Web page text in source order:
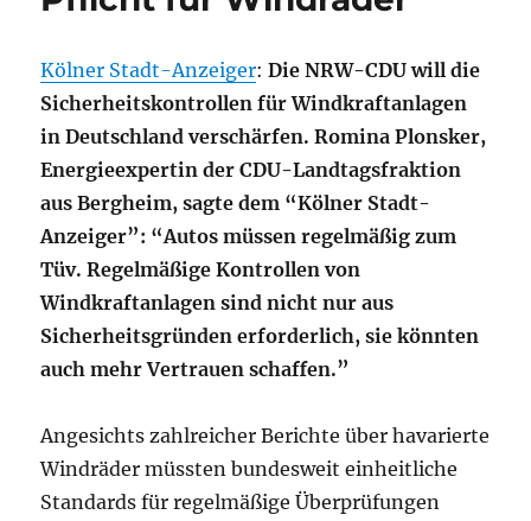
Kölner Stadt-Anzeiger:Die NRW-CDU will die
Sicherheitskontrollen für Windkraftanlagen
in Deutschland verschärfen. Romina Plonsker,
Energieexpertin der CDU-Landtagsfraktion
aus Bergheim, sagte dem “Kölner Stadt-
Anzeiger”: “Autos müssen regelmäßig zum
Tüv. Regelmäßige Kontrollen von
Windkraftanlagen sind nicht nur aus
Sicherheitsgründen erforderlich, sie könnten
auch mehr Vertrauen schaffen.”
Angesichts zahlreicher Berichte über havarierte
Windräder müssten bundesweit einheitliche
Standards für regelmäßige Überprüfungen